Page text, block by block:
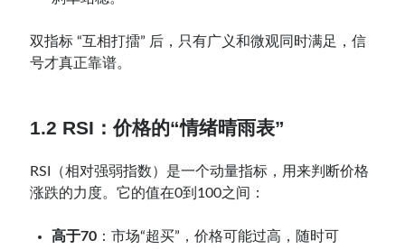
双指标 “互相打擂” 后，只有广义和微观同时满足，信
号才真正靠谱。
1.2 RSI：价格的“情绪晴雨表”
RSI（相对强弱指数）是一个动量指标，用来判断价格
涨跌的力度。它的值在0到100之间：
高于70 ：市场“超买”，价格可能过高，随时可